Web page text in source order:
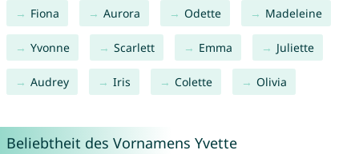
Fiona Aurora Odette Madeleine
Yvonne Scarlett Emma Juliette
Audrey Iris Colette Olivia
Beliebtheit des Vornamens Yvette